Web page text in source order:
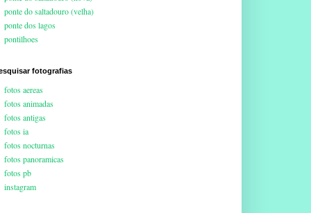
ponte do saltadouro (velha)
ponte dos lagos
pontilhoes
fotografias
fotos aereas
fotos animadas
fotos antigas
fotos ia
fotos nocturnas
fotos panoramicas
fotos pb
instagram